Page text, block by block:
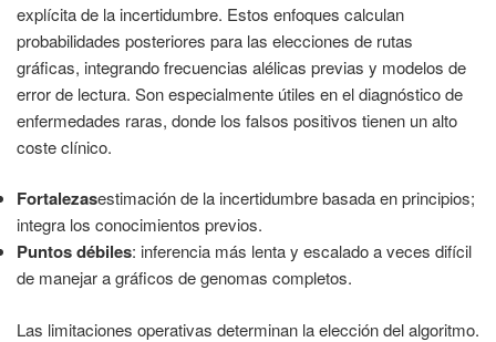
explícita de la incertidumbre. Estos enfoques calculan
probabilidades posteriores para las elecciones de rutas
gráficas, integrando frecuencias alélicas previas y modelos de
error de lectura. Son especialmente útiles en el diagnóstico de
enfermedades raras, donde los falsos positivos tienen un alto
coste clínico.
Fortalezasestimación de la incertidumbre basada en principios;
integra los conocimientos previos.
Puntos débiles: inferencia más lenta y escalado a veces difícil
de manejar a gráficos de genomas completos.
Las limitaciones operativas determinan la elección del algoritmo.